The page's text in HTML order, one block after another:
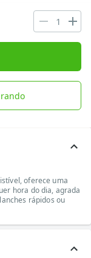
oferece uma
hora do dia, agrada
rápidos ou